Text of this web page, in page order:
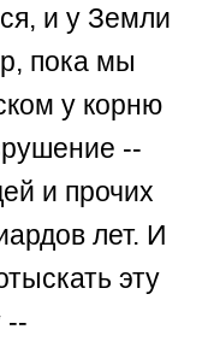
и у Земли
пока мы
у корню
--
и прочих
лет. И
эту
--